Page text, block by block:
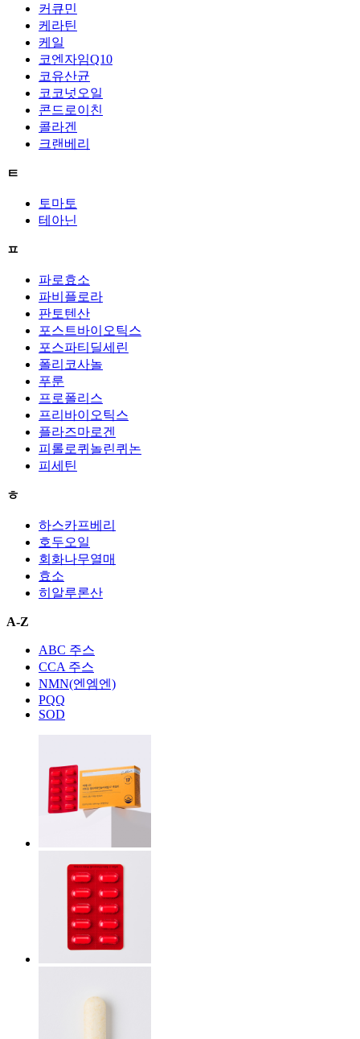
커큐민
케라틴
케일
코엔자임Q10
코유산균
코코넛오일
콘드로이친
콜라겐
크랜베리
ㅌ
토마토
테아닌
ㅍ
파로효소
파비플로라
판토텐산
포스트바이오틱스
포스파티딜세린
폴리코사놀
푸룬
프로폴리스
프리바이오틱스
플라즈마로겐
피롤로퀴놀린퀴논
피세틴
ㅎ
하스카프베리
호두오일
회화나무열매
효소
히알루론산
A-Z
ABC 주스
CCA 주스
NMN(엔엠엔)
PQQ
SOD